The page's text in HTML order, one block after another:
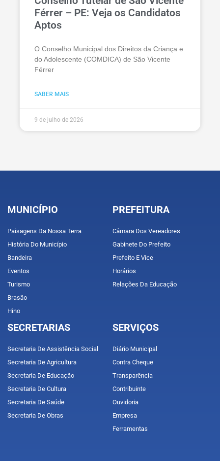
Férrer – PE: Veja os Candidatos
Aptos
O Conselho Municipal dos Direitos da Criança e
do Adolescente (COMDICA) de São Vicente
Férrer
SABER MAIS
9 de julho de 2026
MUNICÍPIO
Paisagens Da Nossa Terra
História Do Município
Bandeira
Eventos
Turismo
Brasão
Hino
PREFEITURA
Câmara Dos Vereadores
Gabinete Do Prefeito
Prefeito E Vice
Horários
Relações Da Educação
SECRETARIAS
Secretaria De Assistência Social
Secretaria De Agricultura
Secretaria De Educação
Secretaria De Cultura
Secretaria De Saúde
Secretaria De Obras
SERVIÇOS
Diário Municipal
Contra Cheque
Transparência
Contribuinte
Ouvidoria
Empresa
Ferramentas